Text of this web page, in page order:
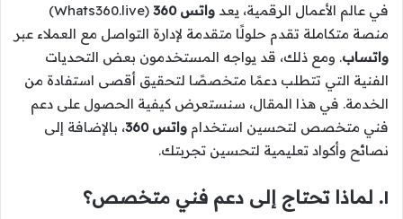
في عالم الأعمال الرقمية، يعد واتس 360
(Whats360.live)
منصة متكاملة تقدم حلولًا متقدمة لإدارة التواصل مع العملاء عبر
واتساب. ومع ذلك، قد يواجه المستخدمون بعض التحديات
الفنية التي تتطلب دعمًا متخصصًا لتحقيق أقصى استفادة من
الخدمة. في هذا المقال، سنستعرض كيفية الحصول على دعم
فني متخصص لتحسين استخدام واتس 360
، بالإضافة إلى
نصائح وأكواد تعليمية لتحسين تجربتك.
١. لماذا تحتاج إلى دعم فني متخصص؟